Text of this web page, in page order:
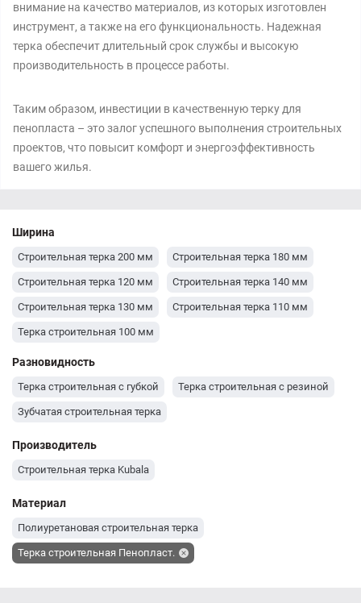
внимание на качество материалов, из которых изготовлен
инструмент, а также на его функциональность. Надежная
терка обеспечит длительный срок службы и высокую
производительность в процессе работы.
Таким образом, инвестиции в качественную терку для
пенопласта – это залог успешного выполнения строительных
проектов, что повысит комфорт и энергоэффективность
вашего жилья.
Ширина
Строительная терка 200 мм Строительная терка 180 мм
Строительная терка 120 мм Строительная терка 140 мм
Строительная терка 130 мм Строительная терка 110 мм
Терка строительная 100 мм
Разновидность
Терка строительная с губкой Терка строительная с резиной
Зубчатая строительная терка
Производитель
Строительная терка Kubala
Материал
Полиуретановая строительная терка
Терка строительная Пенопласт.